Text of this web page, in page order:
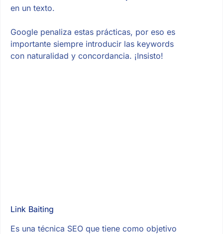
en un texto.
Google penaliza estas prácticas, por eso es
importante siempre introducir las keywords
con naturalidad y concordancia. ¡Insisto!
Link Baiting
Es una técnica SEO que tiene como objetivo